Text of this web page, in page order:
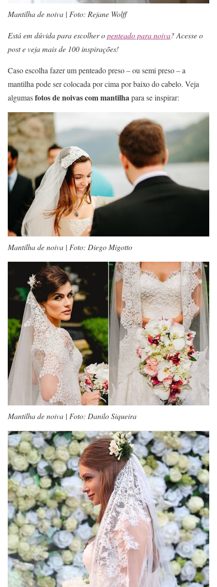
Mantilha de noiva | Foto: Rejane Wolff
Está em dúvida para escolher openteado para noiva? Acesse o
post e veja mais de 100 inspirações!
Caso escolha fazer um penteado preso – ou semi preso – a
mantilha pode ser colocada por cima por baixo do cabelo. Veja
algumasfotos de noivas com mantilhapara se inspirar:
Mantilha de noiva | Foto: Diego Migotto
Mantilha de noiva | Foto: Danilo Siqueira